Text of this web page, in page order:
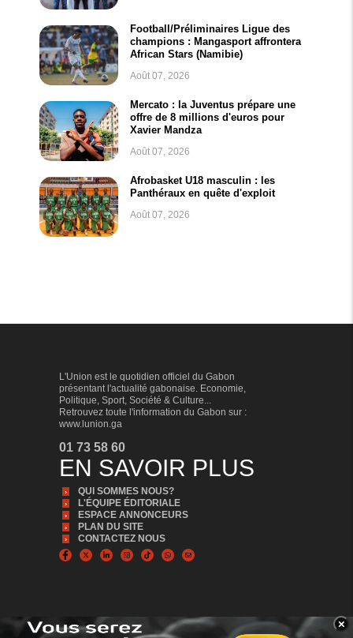
Football/Préliminaires Ligue des
champions : Mangasport affrontera
African Stars (Namibie)
Août 07, 2026
Mercato : la Juventus prépare une
offre de 8 millions d'euros pour
Xavier Mandza
Août 07, 2026
Afrobasket U18 masculin : les
Panthéraux en quête d'exploit
Août 07, 2026
×
L'Union est le quotidien officiel du Gabon
présentant l'actualité gabonaise. Economie,
Politique, Sport, Société & Culture...
Retrouvez toute l'information du Gabon sur :
www.lunion.ga
01 73 58 60
EN SAVOIR PLUS
QUI SOMMES NOUS?
L'ÉQUIPE ÉDITORIALE
ESPACE ANNONCEURS
PLAN DU SITE
CONTACTEZ NOUS